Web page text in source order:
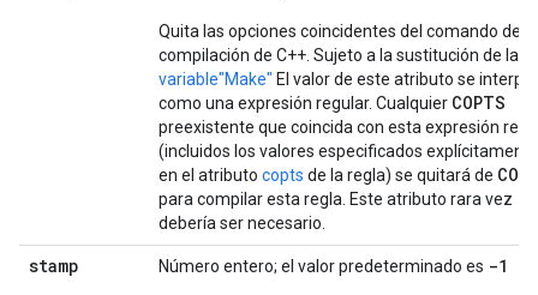
Quita las opciones coincidentes del comando de
compilación de C++. Sujeto a la sustitución de la
variable"Make" El valor de este atributo se
como una expresión regular. Cualquier COPTS
preexistente que coincida con esta expresión
(incluidos los valores especificados explícitamente
en el atributo copts de la regla) se quitará de
para compilar esta regla. Este atributo rara vez
debería ser necesario.
stamp Número entero; el valor predeterminado es -1